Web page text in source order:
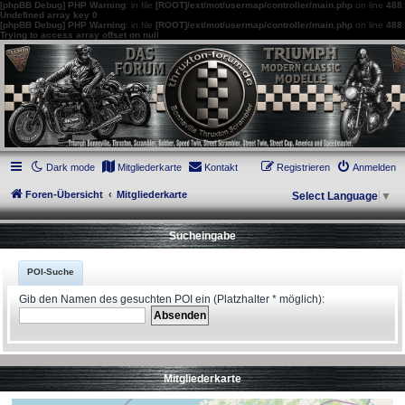
[phpBB Debug] PHP Warning: in file [ROOT]/ext/mot/usermap/controller/main.php on line 488:
Undefined array key 0
[phpBB Debug] PHP Warning: in file [ROOT]/ext/mot/usermap/controller/main.php on line 488:
Trying to access array offset on null
thruxton-forum.de
DAS FORUM! Alles rund um die Triumph Modern Classic Modelle. Das Forum für
die New Bonneville Baureihen ab BJ 2001. Triumph Bonneville, Thruxton,
Scrambler, Bobber, Speed Twin, Street Scrambler, Street Twin, Street Cup, America
und Speedmaster.
Dark mode
Mitgliederkarte Kontakt Anmelden
Registrieren
Foren-Übersicht Mitgliederkarte Select Language ▼
Sucheingabe
POI-Suche
Gib den Namen des gesuchten POI ein (Platzhalter * möglich):
Mitgliederkarte